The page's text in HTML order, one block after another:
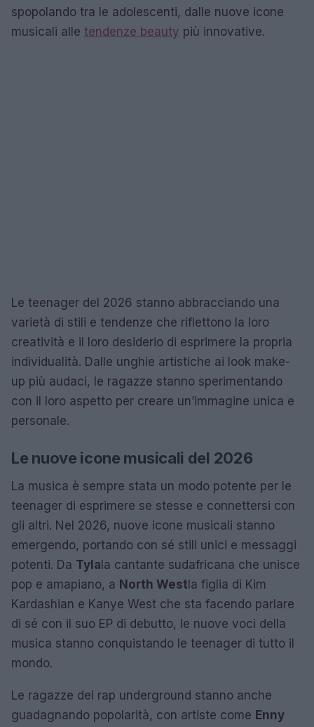
spopolando tra le adolescenti, dalle nuove icone
musicali alle tendenze beauty più innovative.
Le teenager del 2026 stanno abbracciando una
varietà di stili e tendenze che riflettono la loro
creatività e il loro desiderio di esprimere la propria
individualità. Dalle unghie artistiche ai look make-
up più audaci, le ragazze stanno sperimentando
con il loro aspetto per creare un’immagine unica e
personale.
Le nuove icone musicali del 2026
La musica è sempre stata un modo potente per le
teenager di esprimere se stesse e connettersi con
gli altri. Nel 2026, nuove icone musicali stanno
emergendo, portando con sé stili unici e messaggi
potenti. Da Tyla la cantante sudafricana che unisce
pop e amapiano, a North West la figlia di Kim
Kardashian e Kanye West che sta facendo parlare
di sé con il suo EP di debutto, le nuove voci della
musica stanno conquistando le teenager di tutto il
mondo.
Le ragazze del rap underground stanno anche
guadagnando popolarità, con artiste come Enny